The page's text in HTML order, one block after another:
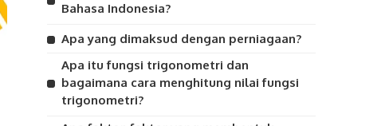
Bahasa Indonesia?
Apa yang dimaksud dengan perniagaan?
Apa itu fungsi trigonometri dan
bagaimana cara menghitung nilai fungsi
trigonometri?